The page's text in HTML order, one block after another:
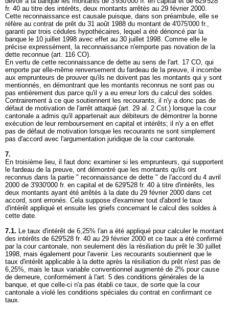
fr. 40 au titre des intérêts, deux montants arrêtés au 29 février 2000.
Cette reconnaissance est causale puisque, dans son préambule, elle se
réfère au contrat de prêt du 31 août 1988 du montant de 4'075'000 fr.,
garanti par trois cédules hypothécaires, lequel a été dénoncé par la
banque le 10 juillet 1998 avec effet au 30 juillet 1998. Comme elle le
précise expressément, la reconnaissance n'emporte pas novation de la
dette reconnue (art. 116 CO).
En vertu de cette reconnaissance de dette au sens de l'art. 17 CO, qui
emporte par elle-même renversement du fardeau de la preuve, il incombe
aux emprunteurs de prouver qu'ils ne doivent pas les montants qui y sont
mentionnés, en démontrant que les montants reconnus ne sont pas ou
pas entièrement dus parce qu'il y a eu erreur lors du calcul des soldes.
Contrairement à ce que soutiennent les recourants, il n'y a donc pas de
défaut de motivation de l'arrêt attaqué (art. 29 al. 2 Cst.) lorsque la cour
cantonale a admis qu'il appartenait aux débiteurs de démontrer la bonne
exécution de leur remboursement en capital et intérêts; il n'y a en effet
pas de défaut de motivation lorsque les recourants ne sont simplement
pas d'accord avec l'argumentation juridique de la cour cantonale.
7.
En troisième lieu, il faut donc examiner si les emprunteurs, qui supportent
le fardeau de la preuve, ont démontré que les montants qu'ils ont
reconnus dans la partie " reconnaissance de dette " de l'accord du 4 avril
2000 de 3'930'000 fr. en capital et de 629'528 fr. 40 à titre d'intérêts, les
deux montants ayant été arrêtés à la date du 29 février 2000 dans cet
accord, sont erronés. Cela suppose d'examiner tout d'abord le taux
d'intérêt appliqué et ensuite les griefs concernant le calcul des soldes à
cette date.
7.1. Le taux d'intérêt de 6,25% l'an a été appliqué pour calculer le montant
des intérêts de 629'528 fr. 40 au 29 février 2000 et ce taux a été confirmé
par la cour cantonale, non seulement dès la résiliation du prêt le 30 juillet
1998, mais également pour l'avenir. Les recourants soutiennent que le
taux d'intérêt applicable à la dette après la résiliation du prêt n'est pas de
6,25%, mais le taux variable conventionnel augmenté de 2% pour cause
de demeure, conformément à l'art. 5 des conditions générales de la
banque, et que celle-ci n'a pas établi ce taux, de sorte que la cour
cantonale a violé les conditions spéciales du contrat en confirmant ce
taux.